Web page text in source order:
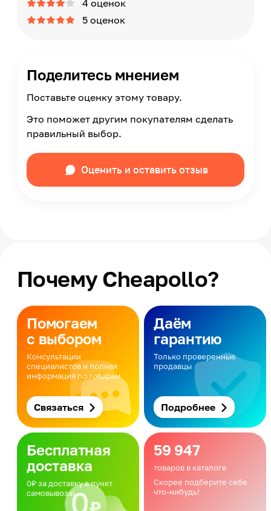
4 оценок
5 оценок
Поделитесь мнением
Поставьте оценку этому товару.
Это поможет другим покупателям сделать
правильный выбор.
Оценить и оставить отзыв
Почему Cheapollo?
Помогаем
с выбором
Консультации
специалистов и полная
информация по товарам
Связаться
Даём
гарантию
Только проверенные
продавцы
Подробнее
Бесплатная
доставка
0₽ за доставку в пункт
самовывоза!
59 947
товаров в каталоге
Скорее подберите себе
что-нибудь!